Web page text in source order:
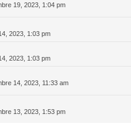
19, 2023, 1:04 pm
2023, 1:03 pm
2023, 1:03 pm
14, 2023, 11:33 am
13, 2023, 1:53 pm